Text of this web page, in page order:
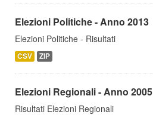
Elezioni Politiche - Anno 2013
Elezioni Politiche - Risultati
CSV ZIP
Elezioni Regionali - Anno 2005
Risultati Elezioni Regionali